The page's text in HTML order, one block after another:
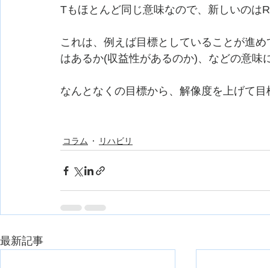
Tもほとんど同じ意味なので、新しいのは
これは、例えば目標としていることが進
はあるか(収益性があるのか)、などの意味
なんとなくの目標から、解像度を上げて
コラム リハビリ
最新記事